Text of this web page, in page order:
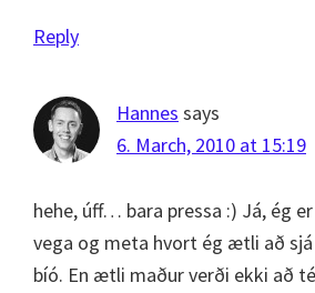
Reply
Hannes says
6. March, 2010 at 15:19
hehe, úff… bara pressa :) Já, ég
vega og meta hvort ég ætli að
bíó. En ætli maður verði ekki að